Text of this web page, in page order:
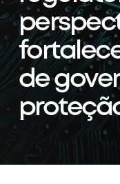
de